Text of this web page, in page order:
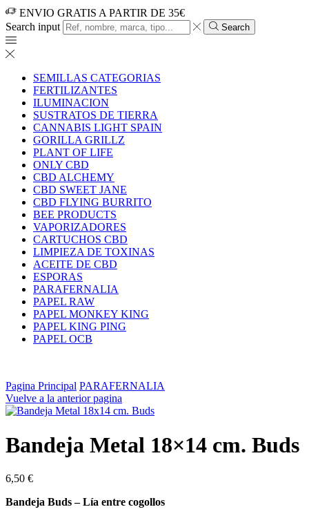
ENVIO GRATIS A PARTIR DE 35€
Search input
Search
SEMILLAS CATEGORIAS
FERTILIZANTES
ILUMINACION
SUSTRATOS DE TIERRA
CANNABIS LIGHT SPAIN
GORILLA GRILLZ
PLANT OF LIFE
ONLY CBD
CBD ALCHEMY
CBD SWEET JANE
CBD FLYING BURRITO
BEE PRODUCTS
VAPORIZADORES
CARTUCHOS CBD
LIMPIEZA DE TOXINAS
ACEITE DE CBD
ESPORAS
PARAFERNALIA
PAPEL RAW
PAPEL MONKEY KING
PAPEL KING PING
PAPEL OCB
Pagina Principal PARAFERNALIA
Vuelve a la anterior pagina
Bandeja Metal 18×14 cm. Buds
6,50 €
Bandeja Buds – Lía entre cogollos